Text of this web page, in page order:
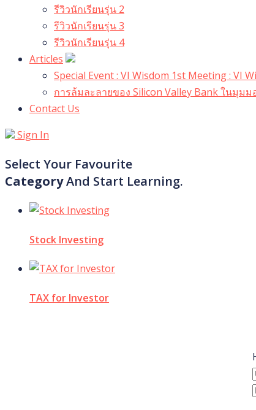
รีวิวนักเรียนรุ่น 2
รีวิวนักเรียนรุ่น 3
รีวิวนักเรียนรุ่น 4
Articles
Special Event : VI Wisdom 1st Meeting : VI
การล้มละลายของ Silicon Valley Bank ในมุมม
Contact Us
Sign In
Select Your Favourite
CategoryAnd Start Learning.
Stock Investing
TAX for Investor